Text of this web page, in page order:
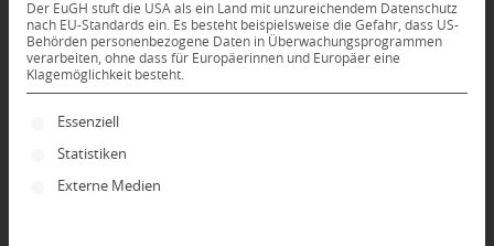
0
Dein Kommentar
An Diskussion beteiligen?
Hinterlassen Sie uns Ihren Kommentar!
Der EuGH stuft die USA als ein Land mit unzureichendem Datenschutz
nach EU-Standards ein. Es besteht beispielsweise die Gefahr, dass US-
Behörden personenbezogene Daten in Überwachungsprogrammen
verarbeiten, ohne dass für Europäerinnen und Europäer eine
Klagemöglichkeit besteht.
Es folgt eine Liste der Service-Gruppen, für die
Essenziell
Statistiken
Externe Medien